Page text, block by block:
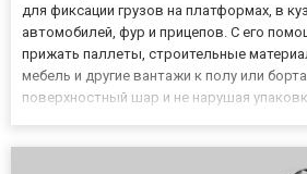
для фиксации грузов на платформах, в
автомобилей, фур и прицепов. С его
прижать паллеты, строительные
мебель и другие вантажи к полу или
поверхностный шар и не нарушая